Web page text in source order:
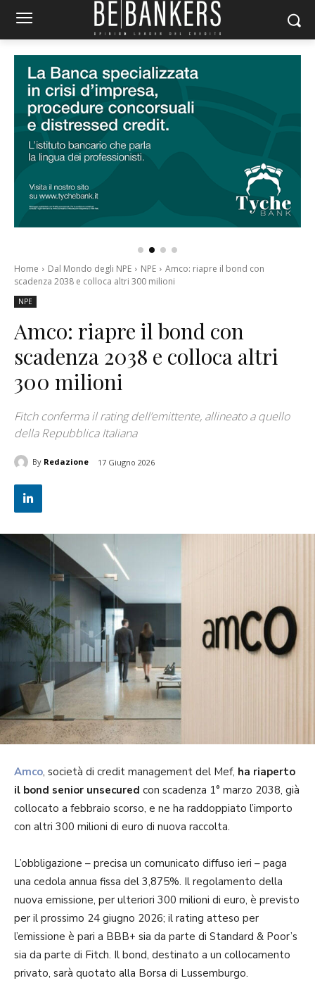
Home Dal Mondo degli NPE NPE
Amco: riapre il bond con
scadenza 2038 e colloca altri 300 milioni
NPE
Amco: riapre il bond con
scadenza 2038 e colloca altri
300 milioni
Fitch conferma il rating dell’emittente, allineato a quello
della Repubblica Italiana
By Redazione 17 Giugno 2026
Amco, società di credit management del Mef, ha riaperto
il bond senior unsecured con scadenza 1° marzo 2038, già
collocato a febbraio scorso, e ne ha raddoppiato l’importo
con altri 300 milioni di euro di nuova raccolta.
L’obbligazione – precisa un comunicato diffuso ieri – paga
una cedola annua fissa del 3,875%. Il regolamento della
nuova emissione, per ulteriori 300 milioni di euro, è previsto
per il prossimo 24 giugno 2026; il rating atteso per
l’emissione è pari a BBB+ sia da parte di Standard & Poor’s
sia da parte di Fitch. Il bond, destinato a un collocamento
privato, sarà quotato alla Borsa di Lussemburgo.